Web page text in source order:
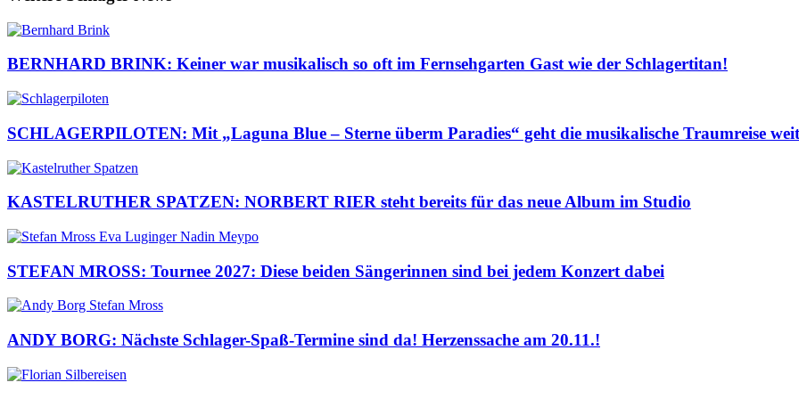
BERNHARD BRINK: Keiner war musikalisch so oft im Fernsehgarten Gast wie der Schlagertitan!
SCHLAGERPILOTEN: Mit „Laguna Blue – Sterne überm Paradies“ geht die musikalische Traumreise
KASTELRUTHER SPATZEN: NORBERT RIER steht bereits für das neue Album im Studio
STEFAN MROSS: Tournee 2027: Diese beiden Sängerinnen sind bei jedem Konzert dabei
ANDY BORG: Nächste Schlager-Spaß-Termine sind da! Herzenssache am 20.11.!